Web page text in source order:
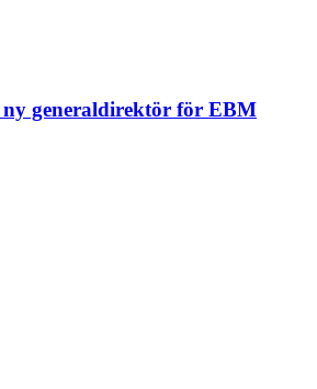
generaldirektör för EBM